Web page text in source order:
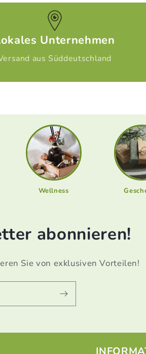
Unternehmen
aus Süddeutschland
Wellness
abonnieren!
Sie von exklusiven Vorteilen!